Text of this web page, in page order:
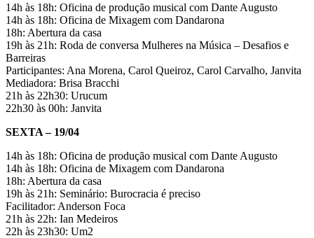
14h às 18h: Oficina de produção musical com Dante Augusto
14h às 18h: Oficina de Mixagem com Dandarona
18h: Abertura da casa
19h às 21h: Roda de conversa Mulheres na Música – Desafios e
Barreiras
Participantes: Ana Morena, Carol Queiroz, Carol Carvalho, Janvita
Mediadora: Brisa Bracchi
21h às 22h30: Urucum
22h30 às 00h: Janvita
SEXTA – 19/04
14h às 18h: Oficina de produção musical com Dante Augusto
14h às 18h: Oficina de Mixagem com Dandarona
18h: Abertura da casa
19h às 21h: Seminário: Burocracia é preciso
Facilitador: Anderson Foca
21h às 22h: Ian Medeiros
22h às 23h30: Um2